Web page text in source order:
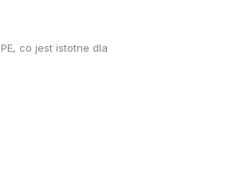
co jest istotne dla